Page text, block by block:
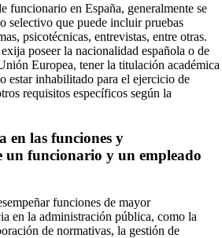
funcionario en España, generalmente se
selectivo que puede incluir pruebas
psicotécnicas, entrevistas, entre otras.
poseer la nacionalidad española o de
Europea, tener la titulación académica
estar inhabilitado para el ejercicio de
requisitos específicos según la
en las funciones y
un funcionario y un empleado
funciones de mayor
en la administración pública, como la
de normativas, la gestión de